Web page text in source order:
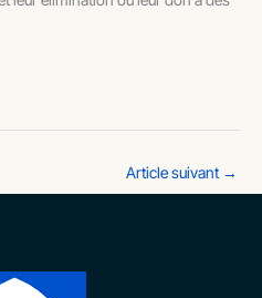
Article suivant →